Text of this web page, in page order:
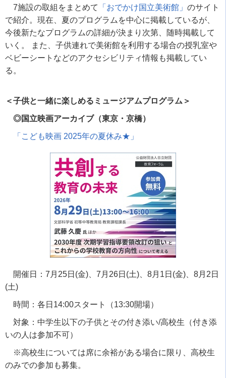
7施設の取組をまとめて 「おでかけ国立美術館」 のサイト
で紹介。現在、夏のプログラムを中心に掲載しているが、
今後新たなプログラムの詳細が決まり次第、随時掲載して
いく。 また、子供連れで美術館を利用する場合の授乳室や
ベビーシートなどのアクセシビリティ情報も掲載してい
る。
＜子供と一緒に楽しめるミュージアムプログラム＞
◎国立映画アーカイブ（東京・京橋）
「こども映画 2025年の夏休み★ 」
開催日： 7 月 25日 (金) 7 月 26日 (土) 8月 1 日 (金) 8月 2 日
(土)
時間：各日 14:00スタート（13:30開場）
対象：中学生以下の子供とその付き添い/高校生（付き添
いの人は参加不可）
※高校生については席に余裕がある場合に限り、高校生
のみでの参加も募集。